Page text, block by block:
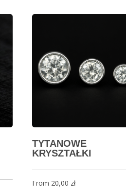
TYTANOWE
KRYSZTAŁKI
From 20,00 zł